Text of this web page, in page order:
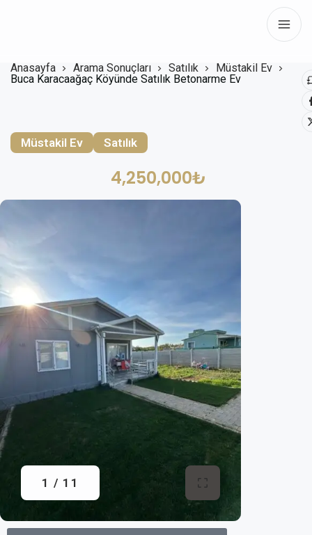
Anasayfa Arama Sonuçları Satılık
Müstakil Ev
Buca Karacaağaç Köyünde Satılık Betonarme Ev
Müstakil Ev Satılık
4,250,000₺
1 / 11